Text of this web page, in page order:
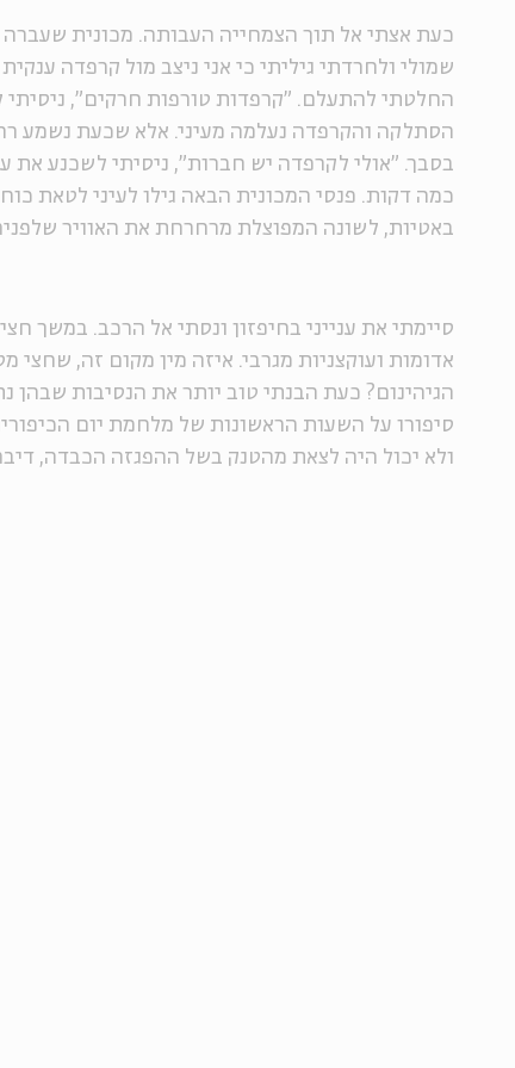
כעת אצתי אל תוך הצמחייה העבותה. מכונית
החלטתי להתעלם. "קרפדות טורפות חרקים", ניסיתי
הסתלקה והקרפדה נעלמה מעיני. אלא שכעת נשמע
בסבך. "אולי לקרפדה יש חברות", ניסיתי לשכנע את
כמה דקות. פנסי המכונית הבאה גילו לעיני לטאת
באטיות, לשונה המפוצלת מרחרחת את האוויר
סיימתי את ענייני בחיפזון ונסתי אל הרכב. במשך
אדומות ועוקצניות מגרבי. איזה מין מקום זה, שחצי
הגיהינום? כעת הבנתי טוב יותר את הנסיבות
סיפורו על השעות הראשונות של מלחמת יום
ולא יכול היה לצאת מהטנק בשל ההפגזה הכבדה,